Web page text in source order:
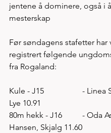
jentene å dominere, også i
mesterskap
Før søndagens stafetter har
registrert følgende
fra Rogaland:
Kule - J15                   - Linea
Lye 10.91
80m hekk - J16          - Oda
Hansen, Skjalg 11.60